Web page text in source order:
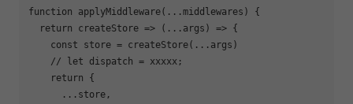
function applyMiddleware( ...middlewares ) {
return
createStore => (...args) => {
const store = createStore(...args)
// let dispatch = xxxxx;
return {
      ...store,